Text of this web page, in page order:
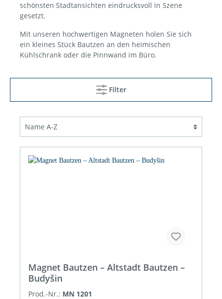
schönsten Stadtansichten eindrucksvoll in Szene
gesetzt.
Mit unseren hochwertigen Magneten holen Sie sich
ein kleines Stück Bautzen an den heimischen
Kühlschrank oder die Pinnwand im Büro.
Filter
Magnet Bautzen – Altstadt Bautzen –
Budyšin
Prod.-Nr.: MN 1201